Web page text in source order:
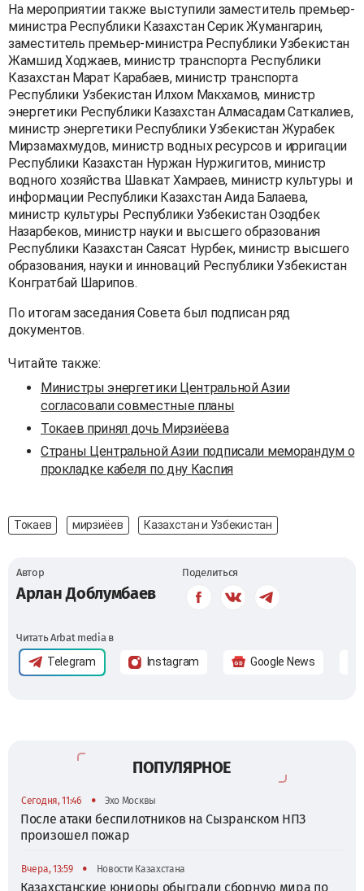
На мероприятии также выступили заместитель премьер-
министра Республики Казахстан Серик Жумангарин,
заместитель премьер-министра Республики Узбекистан
Жамшид Ходжаев, министр транспорта Республики
Казахстан Марат Карабаев, министр транспорта
Республики Узбекистан Илхом Макхамов, министр
энергетики Республики Казахстан Алмасадам Саткалиев,
министр энергетики Республики Узбекистан Журабек
Мирзамахмудов, министр водных ресурсов и ирригации
Республики Казахстан Нуржан Нуржигитов, министр
водного хозяйства Шавкат Хамраев, министр культуры и
информации Республики Казахстан Аида Балаева,
министр культуры Республики Узбекистан Озодбек
Назарбеков, министр науки и высшего образования
Республики Казахстан Саясат Нурбек, министр высшего
образования, науки и инноваций Республики Узбекистан
Конгратбай Шарипов.
По итогам заседания Совета был подписан ряд
документов.
Читайте также:
Министры энергетики Центральной Азии
согласовали совместные планы
Токаев принял дочь Мирзиёева
Страны Центральной Азии подписали меморандум о
прокладке кабеля по дну Каспия
Токаев мирзиёев Казахстан и Узбекистан
Автор
Арлан Доблумбаев
Поделиться
Читать Arbat media в
Telegram Instagram Google News
ПОПУЛЯРНОЕ
Сегодня, 11:46 • Эхо Москвы
После атаки беспилотников на Сызранском НПЗ
произошел пожар
Вчера, 13:59 • Новости Казахстана
Казахстанские юниоры обыграли сборную мира по